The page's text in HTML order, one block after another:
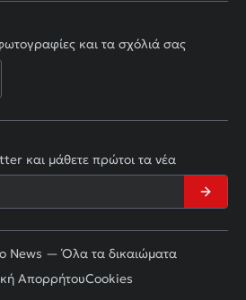
και τα σχόλιά σας
και μάθετε πρώτοι τα νέα
News — Όλα τα δικαιώματα
ΑπορρήτουCookies